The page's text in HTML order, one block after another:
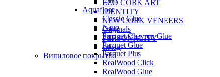
ECO CORK ART
IDENTITY
NEW CORK VENEERS
Originals
PERSONALITY
склад
Виниловое покрытие
Aquafloor
Classic Glue
Nano
Parquet Chevron Glue
Parquet Glue
Parquet Plus
RealWood Click
RealWood Glue